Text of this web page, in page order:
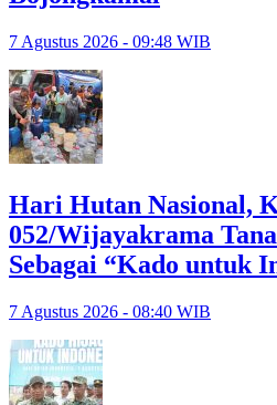
7 Agustus 2026 - 09:48 WIB
Hari Hutan Nasional,
052/Wijayakrama
Sebagai “Kado untuk
7 Agustus 2026 - 08:40 WIB